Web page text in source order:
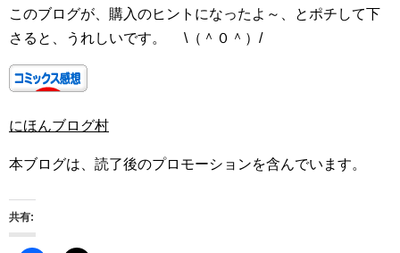
このブログが、購入のヒントになったよ～、とポチして下
さると、うれしいです。 \（＾０＾）/
にほんブログ村
本ブログは、読了後のプロモーションを含んでいます。
共有: